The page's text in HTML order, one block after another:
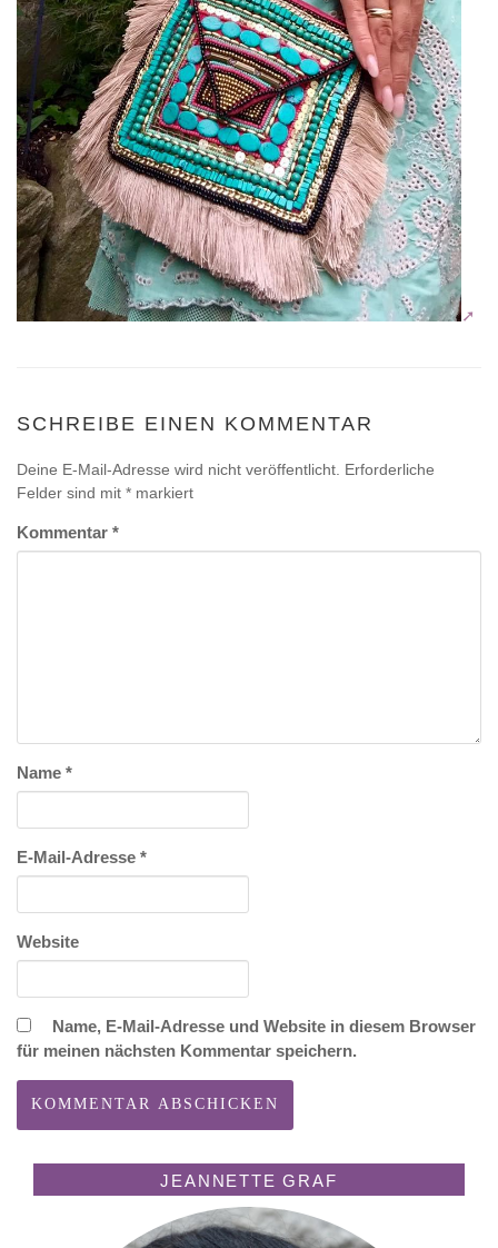
SCHREIBE EINEN KOMMENTAR
Deine E-Mail-Adresse wird nicht veröffentlicht. Erforderliche
Felder sind mit * markiert
Kommentar *
Name *
E-Mail-Adresse *
Website
Name, E-Mail-Adresse und Website in diesem Browser
für meinen nächsten Kommentar speichern.
JEANNETTE GRAF